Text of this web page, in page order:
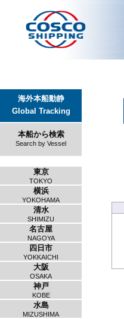
海外本船動静
Global Tracking
本船から検索
Search by Vessel
東京
TOKYO
横浜
YOKOHAMA
清水
SHIMIZU
名古屋
NAGOYA
四日市
YOKKAICHI
大阪
OSAKA
神戸
KOBE
水島
MIZUSHIMA